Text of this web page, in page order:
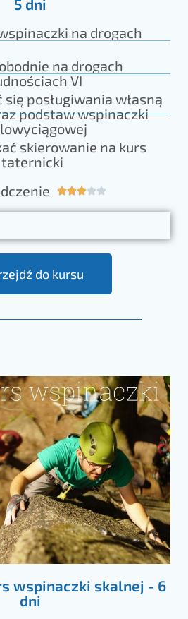
5 dni
na drogach
na drogach
VI
się posługiwania własną
podstaw wspinaczki
skierowanie na kurs
taternicki

do kursu
wspinaczki skalnej - 6
dni